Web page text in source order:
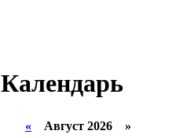
Календарь
« Август 2026 »